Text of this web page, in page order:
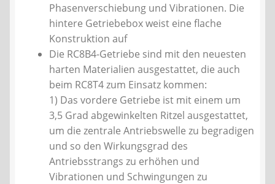
Phasenverschiebung und Vibrationen. Die
hintere Getriebebox weist eine flache
Konstruktion auf
Die RC8B4-Getriebe sind mit den neuesten
harten Materialien ausgestattet, die auch
beim RC8T4 zum Einsatz kommen:
1) Das vordere Getriebe ist mit einem um
3,5 Grad abgewinkelten Ritzel ausgestattet,
um die zentrale Antriebswelle zu begradigen
und so den Wirkungsgrad des
Antriebsstrangs zu erhöhen und
Vibrationen und Schwingungen zu